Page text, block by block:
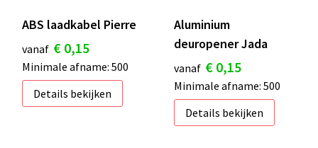
ABS laadkabel Pierre
vanaf € 0,15
Minimale afname: 500
Details bekijken
Aluminium
deuropener Jada
vanaf € 0,15
Minimale afname: 500
Details bekijken